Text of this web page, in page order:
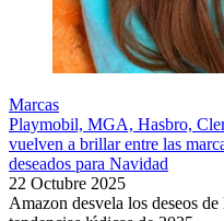
Marcas
Playmobil, MGA, Hasbro,
vuelven a brillar entre las
deseados para Navidad
22 Octubre 2025
Amazon desvela los deseos